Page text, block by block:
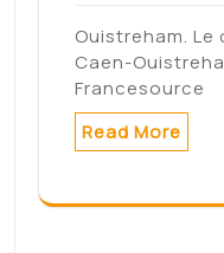
Ouistreham. Le
Caen-
Francesource
Read More